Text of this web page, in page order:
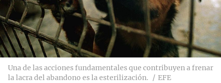
Una de las acciones fundamentales que contribuyen a frenar
la lacra del abandono es la esterilización.
EFE